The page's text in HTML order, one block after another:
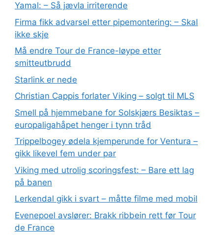
Yamal: – Så jævla irriterende
Firma fikk advarsel etter pipemontering: – Skal
ikke skje
Må endre Tour de France-løype etter
smitteutbrudd
Starlink er nede
Christian Cappis forlater Viking – solgt til MLS
Smell på hjemmebane for Solskjærs Besiktas –
europaligahåpet henger i tynn tråd
Trippelbogey ødela kjemperunde for Ventura –
gikk likevel fem under par
Viking med utrolig scoringsfest: – Bare ett lag
på banen
Lerkendal gikk i svart – måtte filme med mobil
Evenepoel avslører: Brakk ribbein rett før Tour
de France